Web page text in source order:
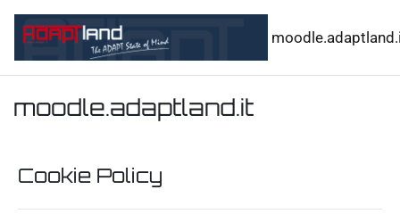
moodle.adaptland.it
Cookie Policy